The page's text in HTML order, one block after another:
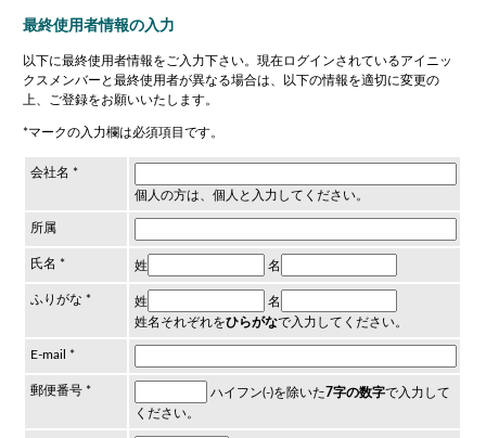
最終使用者情報の入力
以下に最終使用者情報をご入力下さい。現在ログインされているアイニッ
クスメンバーと最終使用者が異なる場合は、以下の情報を適切に変更の
上、ご登録をお願いいたします。
*マークの入力欄は必須項目です。
会社名 *
個人の方は、個人 と入力してください。
所属
氏名 * 姓 名
ふりがな * 姓
名
姓名それぞれをひらがなで入力してください。
E-mail *
郵便番号 * ハイフン(-)を除いた7字の数字で入力して
ください。